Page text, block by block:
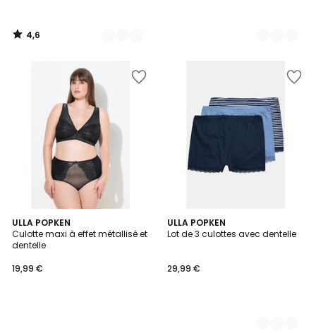
4,6
/
ULLA POPKEN
Culotte maxi à effet métallisé et
dentelle
19,99 €
ULLA POPKEN
Lot de 3 culottes avec dentelle
29,99 €
2
Couleurs